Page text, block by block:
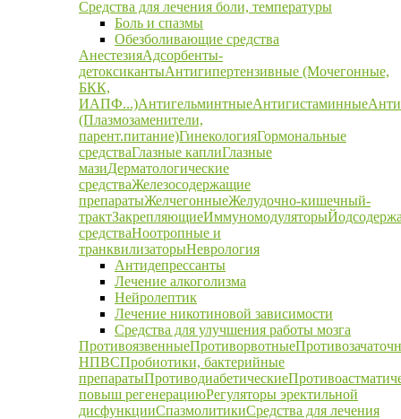
Средства для лечения боли, температуры
Боль и спазмы
Обезболивающие средства
АнестезияАдсорбенты-
детоксикантыАнтигипертензивные (Мочегонные,
БКК,
ИАПФ...)АнтигельминтныеАнтигистаминные
(Плазмозаменители,
парент.питание)ГинекологияГормональные
средстваГлазные каплиГлазные
мазиДерматологические
средстваЖелезосодержащие
препаратыЖелчегонныеЖелудочно-кишечный-
трактЗакрепляющиеИммуномодуляторы
средстваНоотропные и
транквилизаторыНеврология
Антидепрессанты
Лечение алкоголизма
Нейролептик
Лечение никотиновой зависимости
Средства для улучшения работы мозга
ПротивоязвенныеПротиворвотные
НПВСПробиотики, бактерийные
препаратыПротиводиабетические
повыш регенерациюРегуляторы эректильной
дисфункцииСпазмолитикиСредства для лечения